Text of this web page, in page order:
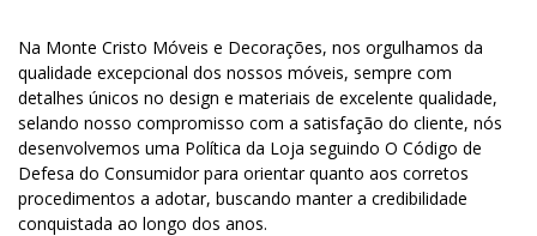
Na Monte Cristo Móveis e Decorações, nos orgulhamos da
qualidade excepcional dos nossos móveis, sempre com
detalhes únicos no design e materiais de excelente qualidade,
selando nosso compromisso com a satisfação do cliente, nós
desenvolvemos uma Política da Loja seguindo O Código de
Defesa do Consumidor para orientar quanto aos corretos
procedimentos a adotar, buscando manter a credibilidade
conquistada ao longo dos anos.